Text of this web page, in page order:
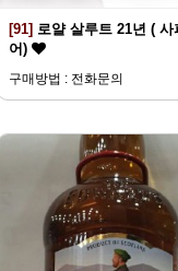
[91] 로얄 살루트 21년 ( 사
어)
구매방법 : 전화문의